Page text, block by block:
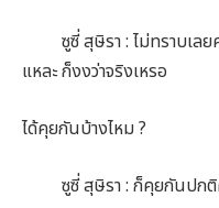
ซูซี่ สุษิรา : ไม่ทราบเลย
แหละ ก็งงว่าจริงเหรอ
ได้คุยกันบ้างไหม ?
ซูซี่ สุษิรา : ก็คุยกันปกติ